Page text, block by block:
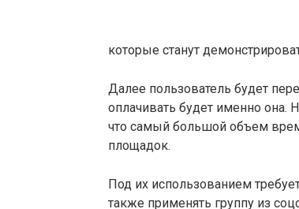
которые станут
Далее пользователь будет
оплачивать будет именно она.
что самый большой объем
площадок.
Под их использованием
также применять группу из